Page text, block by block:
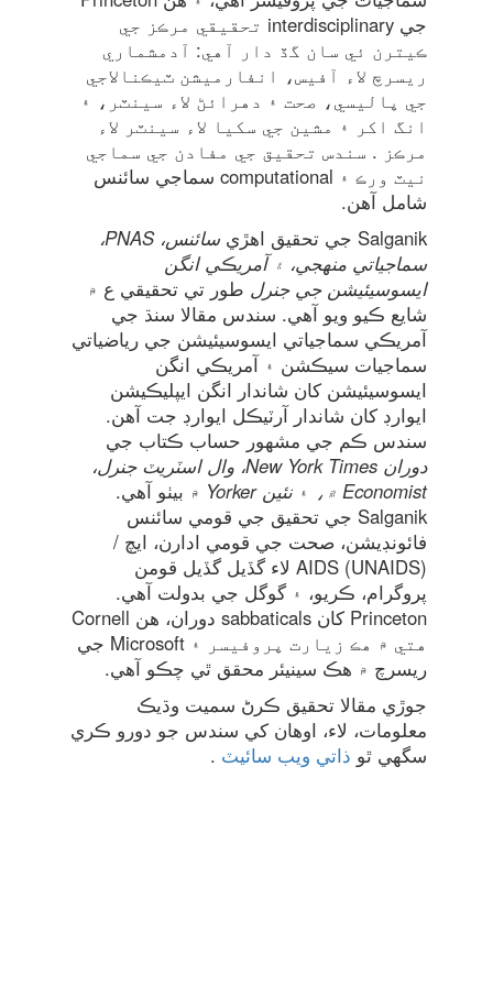
جي interdisciplinary تحقيقي مرڪز جي
ڪيترن ئي سان گڏ دار آهي: آدمشماري
ريسرچ لاء آفيس، انفارميشن ٽيڪنالاجي
جي پاليسي، صحت ۽ دهرائڻ لاء سينٽر، ۽
انگ اکر ۽ مشين جي سکيا لاء سينٽر لاء
مرڪز . سندس تحقيق جي مفادن جي سماجي
نيٽ ورڪ ۽ computational سماجي سائنس
شامل آهن.
Salganik جي تحقيق اهڙي
سائنس، PNAS،
سماجياتي منھجي، ۽ آمريڪي انگن
ايسوسيئيشن جي جنرل طور تي تحقيقي ع ۾
شايع ڪيو ويو آهي. سندس مقالا سنڌ جي
آمريڪي سماجياتي ايسوسيئيشن جي رياضياتي
سماجيات سيڪشن ۽ آمريڪي انگن
ايسوسيئيشن کان شاندار انگن ايپليڪيشن
ايوارڊ کان شاندار آرٽيڪل ايوارڊ جت آهن.
سندس ڪم جي مشهور حساب ڪتاب جي
دوران New York Times،
وال اسٽريٽ جنرل،
Economist ۾،
۽ نئين Yorker
۾ بيٺو آهي.
Salganik جي تحقيق جي قومي سائنس
فائونڊيشن، صحت جي قومي ادارن، ايچ /
AIDS (UNAIDS) لاء گڏيل گڏيل قومن
پروگرام، ڪريو، ۽ گوگل جي بدولت آهي.
Princeton کان sabbaticals دوران، هن Cornell
هتي ۾ هڪ زيارت پروفيسر ۽ Microsoft جي
ريسرچ ۾ هڪ سينيئر محقق ٿي چڪو آهي.
جوڙي مقالا تحقيق ڪرڻ سميت وڌيڪ
معلومات، لاء، اوھان کي سندس جو دورو ڪري
سگهي ٿو ذاتي ويب سائيٽ .